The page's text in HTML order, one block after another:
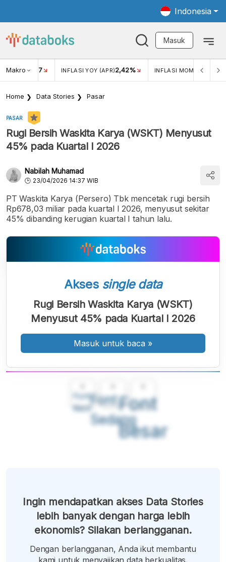
Indonesia
Masuk
Makro
USD/IDR 17 INFLASI YOY (APR)2,42% INFLASI MOM (MAR)
Home Data Stories Pasar
PASAR
Rugi Bersih Waskita Karya (WSKT) Menyusut
45% pada Kuartal I 2026
Nabilah Muhamad
23/04/2026 14:37 WIB
PT Waskita Karya (Persero) Tbk mencetak rugi bersih
Rp678,03 miliar pada kuartal I 2026, menyusut sekitar
45% dibanding kerugian kuartal I tahun lalu.
Font
Kecil
Font
Sedang
Font
Besar
Akses single data
Rugi Bersih Waskita Karya (WSKT)
Menyusut 45% pada Kuartal I 2026
Masuk untuk baca »
Ingin mendapatkan akses Data Stories
lebih banyak dengan harga lebih
ekonomis? Silakan berlangganan.
Dengan berlangganan, Anda ikut membantu
kami untuk menyajikan data berkualitas.